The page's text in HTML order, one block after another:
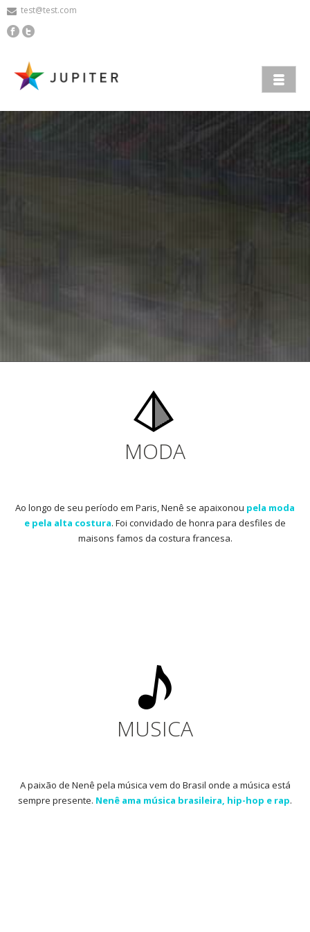
test@test.com
MODA
Ao longo de seu período em Paris, Nenê se apaixonou pela moda
e pela alta costura. Foi convidado de honra para desfiles de
maisons famos da costura francesa.
MUSICA
A paixão de Nenê pela música vem do Brasil onde a música está
sempre presente. Nenê ama música brasileira, hip-hop e rap.